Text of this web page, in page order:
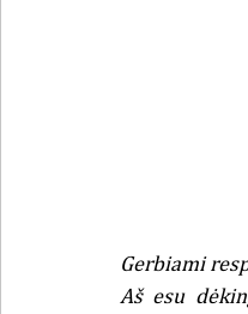
Gerbiami
Aš esu